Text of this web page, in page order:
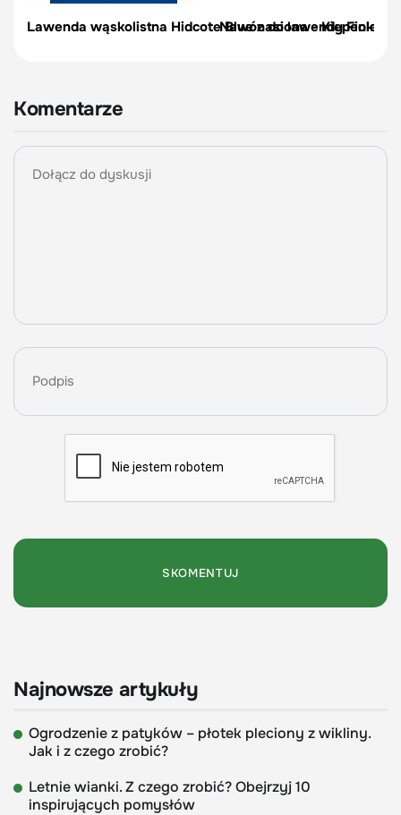
Lawenda wąskolistna Hidcote Blue nasiona - Kiepenkerl
Nawóz do lawendy
Komentarze
Najnowsze artykuły
Ogrodzenie z patyków – płotek pleciony z wikliny.
Jak i z czego zrobić?
Letnie wianki. Z czego zrobić? Obejrzyj 10
inspirujących pomysłów